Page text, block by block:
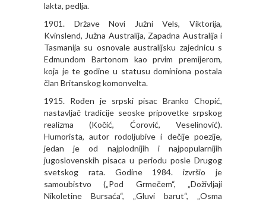
lakta, pedlja.
1901. Države Novi Južni Vels, Viktorija,
Kvinslend, Južna Australija, Zapadna Australija i
Tasmanija su osnovale australijsku zajednicu s
Edmundom Bartonom kao prvim premijerom,
koja je te godine u statusu dominiona postala
član Britanskog komonvelta.
1915. Rođen je srpski pisac Branko Chopić,
nastavljač tradicije seoske pripovetke srpskog
realizma (Kočić, Ćorović, Veselinović).
Humorista, autor rodoljubive i dečije poezije,
jedan je od najplodnijih i najpopularnijih
jugoslovenskih pisaca u periodu posle Drugog
svetskog rata. Godine 1984. izvršio je
samoubistvo („Pod Grmečem“, „Doživljaji
Nikoletine Bursaća“, „Gluvi barut“, „Osma